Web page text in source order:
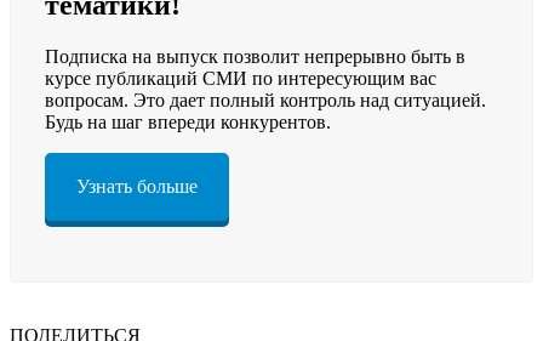
Подписка на выпуск позволит непрерывно быть в
курсе публикаций СМИ по интересующим вас
вопросам. Это дает полный контроль над ситуацией.
Будь на шаг впереди конкурентов.
Узнать больше
ПОДЕЛИТЬСЯ